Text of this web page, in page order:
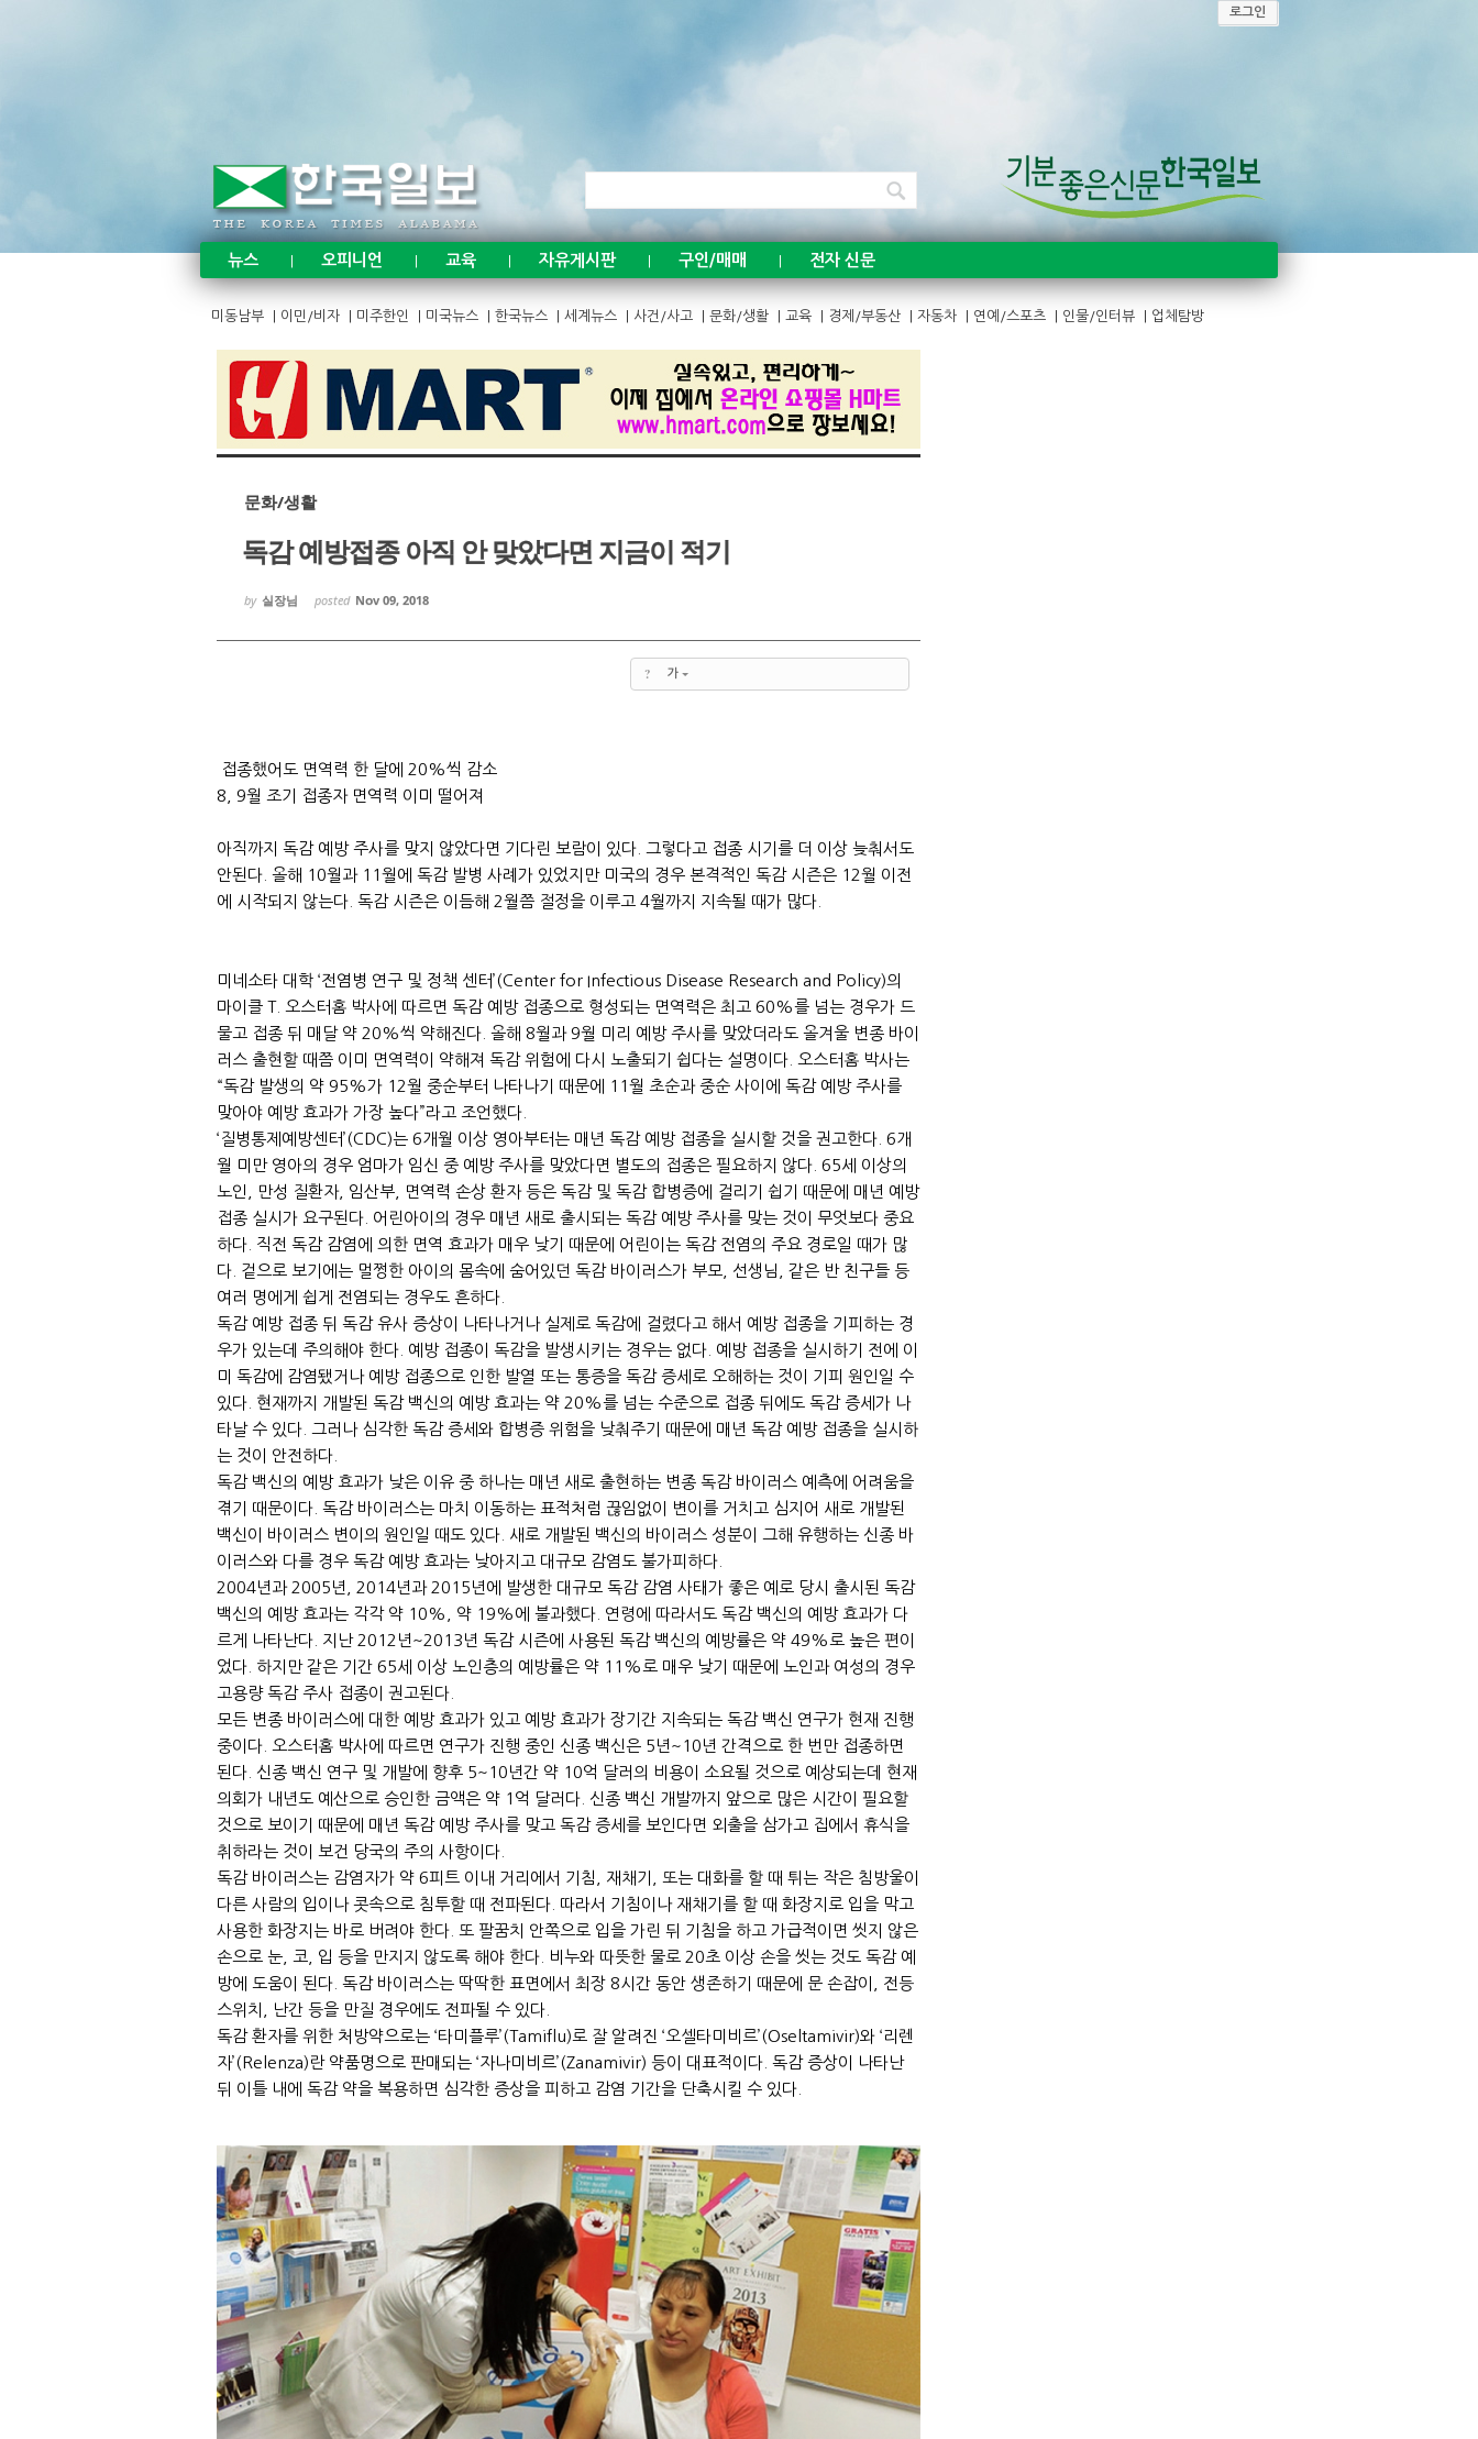
로그인
뉴스 오피니언 교육 자유게시판 구인/매매 전자 신문
미동남부 이민/비자 미주한인 미국뉴스 한국뉴스 세계뉴스 사건/사고 문화/생활 교육 경제/부동산 자동차 연예/스포츠 인물/인터뷰 업체탐방
문화/생활
독감 예방접종 아직 안 맞았다면 지금이 적기
by 실장님 posted Nov 09, 2018
? 가
접종했어도 면역력 한 달에 20%씩 감소
8, 9월 조기 접종자 면역력 이미 떨어져
아직까지 독감 예방 주사를 맞지 않았다면 기다린 보람이 있다. 그렇다고 접종 시기를 더 이상 늦춰서도
안된다. 올해 10월과 11월에 독감 발병 사례가 있었지만 미국의 경우 본격적인 독감 시즌은 12월 이전
에 시작되지 않는다. 독감 시즌은 이듬해 2월쯤 절정을 이루고 4월까지 지속될 때가 많다.
미네소타 대학 ‘전염병 연구 및 정책 센터’(Center for Infectious Disease Research and Policy)의
마이클 T. 오스터홈 박사에 따르면 독감 예방 접종으로 형성되는 면역력은 최고 60%를 넘는 경우가 드
물고 접종 뒤 매달 약 20%씩 약해진다. 올해 8월과 9월 미리 예방 주사를 맞았더라도 올겨울 변종 바이
러스 출현할 때쯤 이미 면역력이 약해져 독감 위험에 다시 노출되기 쉽다는 설명이다. 오스터홈 박사는
“독감 발생의 약 95%가 12월 중순부터 나타나기 때문에 11월 초순과 중순 사이에 독감 예방 주사를
맞아야 예방 효과가 가장 높다”라고 조언했다.
‘질병통제예방센터’(CDC)는 6개월 이상 영아부터는 매년 독감 예방 접종을 실시할 것을 권고한다. 6개
월 미만 영아의 경우 엄마가 임신 중 예방 주사를 맞았다면 별도의 접종은 필요하지 않다. 65세 이상의
노인, 만성 질환자, 임산부, 면역력 손상 환자 등은 독감 및 독감 합병증에 걸리기 쉽기 때문에 매년 예방
접종 실시가 요구된다. 어린아이의 경우 매년 새로 출시되는 독감 예방 주사를 맞는 것이 무엇보다 중요
하다. 직전 독감 감염에 의한 면역 효과가 매우 낮기 때문에 어린이는 독감 전염의 주요 경로일 때가 많
다. 겉으로 보기에는 멀쩡한 아이의 몸속에 숨어있던 독감 바이러스가 부모, 선생님, 같은 반 친구들 등
여러 명에게 쉽게 전염되는 경우도 흔하다.
독감 예방 접종 뒤 독감 유사 증상이 나타나거나 실제로 독감에 걸렸다고 해서 예방 접종을 기피하는 경
우가 있는데 주의해야 한다. 예방 접종이 독감을 발생시키는 경우는 없다. 예방 접종을 실시하기 전에 이
미 독감에 감염됐거나 예방 접종으로 인한 발열 또는 통증을 독감 증세로 오해하는 것이 기피 원인일 수
있다. 현재까지 개발된 독감 백신의 예방 효과는 약 20%를 넘는 수준으로 접종 뒤에도 독감 증세가 나
타날 수 있다. 그러나 심각한 독감 증세와 합병증 위험을 낮춰주기 때문에 매년 독감 예방 접종을 실시하
는 것이 안전하다.
독감 백신의 예방 효과가 낮은 이유 중 하나는 매년 새로 출현하는 변종 독감 바이러스 예측에 어려움을
겪기 때문이다. 독감 바이러스는 마치 이동하는 표적처럼 끊임없이 변이를 거치고 심지어 새로 개발된
백신이 바이러스 변이의 원인일 때도 있다. 새로 개발된 백신의 바이러스 성분이 그해 유행하는 신종 바
이러스와 다를 경우 독감 예방 효과는 낮아지고 대규모 감염도 불가피하다.
2004년과 2005년, 2014년과 2015년에 발생한 대규모 독감 감염 사태가 좋은 예로 당시 출시된 독감
백신의 예방 효과는 각각 약 10%, 약 19%에 불과했다. 연령에 따라서도 독감 백신의 예방 효과가 다
르게 나타난다. 지난 2012년~2013년 독감 시즌에 사용된 독감 백신의 예방률은 약 49%로 높은 편이
었다. 하지만 같은 기간 65세 이상 노인층의 예방률은 약 11%로 매우 낮기 때문에 노인과 여성의 경우
고용량 독감 주사 접종이 권고된다.
모든 변종 바이러스에 대한 예방 효과가 있고 예방 효과가 장기간 지속되는 독감 백신 연구가 현재 진행
중이다. 오스터홈 박사에 따르면 연구가 진행 중인 신종 백신은 5년~10년 간격으로 한 번만 접종하면
된다. 신종 백신 연구 및 개발에 향후 5~10년간 약 10억 달러의 비용이 소요될 것으로 예상되는데 현재
의회가 내년도 예산으로 승인한 금액은 약 1억 달러다. 신종 백신 개발까지 앞으로 많은 시간이 필요할
것으로 보이기 때문에 매년 독감 예방 주사를 맞고 독감 증세를 보인다면 외출을 삼가고 집에서 휴식을
취하라는 것이 보건 당국의 주의 사항이다.
독감 바이러스는 감염자가 약 6피트 이내 거리에서 기침, 재채기, 또는 대화를 할 때 튀는 작은 침방울이
다른 사람의 입이나 콧속으로 침투할 때 전파된다. 따라서 기침이나 재채기를 할 때 화장지로 입을 막고
사용한 화장지는 바로 버려야 한다. 또 팔꿈치 안쪽으로 입을 가린 뒤 기침을 하고 가급적이면 씻지 않은
손으로 눈, 코, 입 등을 만지지 않도록 해야 한다. 비누와 따뜻한 물로 20초 이상 손을 씻는 것도 독감 예
방에 도움이 된다. 독감 바이러스는 딱딱한 표면에서 최장 8시간 동안 생존하기 때문에 문 손잡이, 전등
스위치, 난간 등을 만질 경우에도 전파될 수 있다.
독감 환자를 위한 처방약으로는 ‘타미플루’(Tamiflu)로 잘 알려진 ‘오셀타미비르’(Oseltamivir)와 ‘리렌
자’(Relenza)란 약품명으로 판매되는 ‘자나미비르’(Zanamivir) 등이 대표적이다. 독감 증상이 나타난
뒤 이틀 내에 독감 약을 복용하면 심각한 증상을 피하고 감염 기간을 단축시킬 수 있다.
Sketchbook5,
스케치북5
Sketchbook5,
스케치북5
Sketchbook5,
스케치북5
Sketchbook5,
스케치북5